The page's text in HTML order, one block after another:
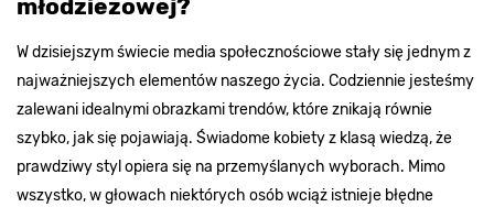
młodzieżowej?
W dzisiejszym świecie media społecznościowe stały się jednym z
najważniejszych elementów naszego życia. Codziennie jesteśmy
zalewani idealnymi obrazkami trendów, które znikają równie
szybko, jak się pojawiają. Świadome kobiety z klasą wiedzą, że
prawdziwy styl opiera się na przemyślanych wyborach. Mimo
wszystko, w głowach niektórych osób wciąż istnieje błędne